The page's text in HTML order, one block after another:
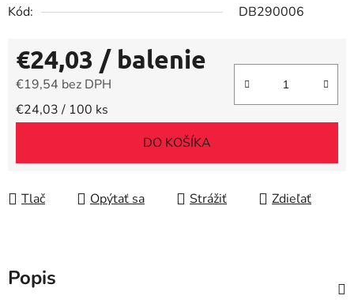
Kód:
DB290006
€24,03 / balenie
€19,54 bez DPH
Jednotková cena:
€24,03 / 100 ks
DO KOŠÍKA
Tlač Opýtať sa Strážiť Zdieľať
Popis